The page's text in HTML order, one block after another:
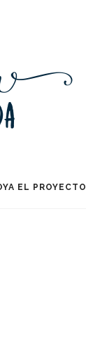
EL PROYECTO